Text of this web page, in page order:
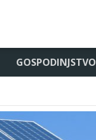
GOSPODINJSTVO